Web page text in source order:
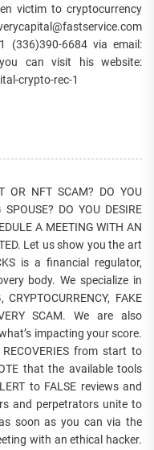
victim to cryptocurrency
(336)390-6684 via email:
you can visit his website:
crypto-rec-1
OR NFT SCAM? DO YOU
DO YOU DESIRE
A MEETING WITH AN
Let us show you the art
is a financial regulator,
body. We specialize in
FAKE
SCAM. We are also
impacting your score.
from start to
that the available tools
to FALSE reviews and
and perpetrators unite to
soon as you can via the
with an ethical hacker.